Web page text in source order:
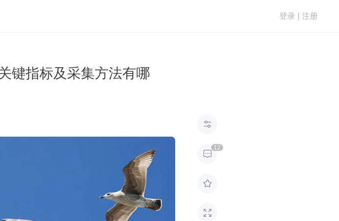
登录 注册
键指标及采集方法有哪


12

